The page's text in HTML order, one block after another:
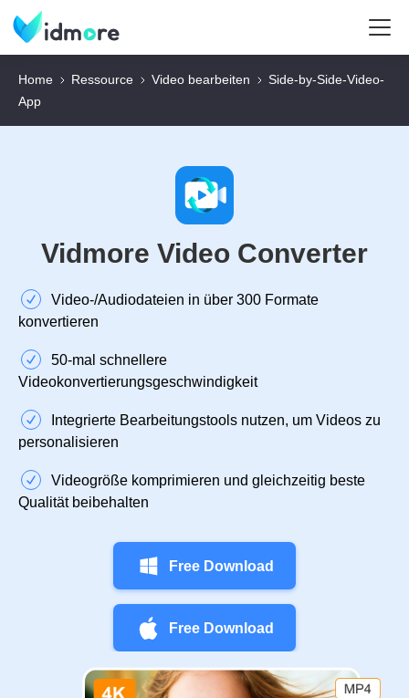
Home Ressource Video bearbeiten
Side-by-Side-Video-
App
Vidmore Video Converter
Video‑/Audiodateien in über 300 Formate
konvertieren
50‑mal schnellere
Videokonvertierungsgeschwindigkeit
Integrierte Bearbeitungstools nutzen, um Videos zu
personalisieren
Videogröße komprimieren und gleichzeitig beste
Qualität beibehalten
Free Download
Free Download